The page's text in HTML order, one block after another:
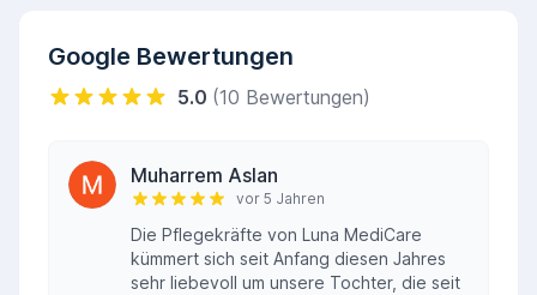
Google Bewertungen
5.0 (10 Bewertungen)
Muharrem Aslan
vor 5 Jahren
Die Pflegekräfte von Luna MediCare
kümmert sich seit Anfang diesen Jahres
sehr liebevoll um unsere Tochter, die seit